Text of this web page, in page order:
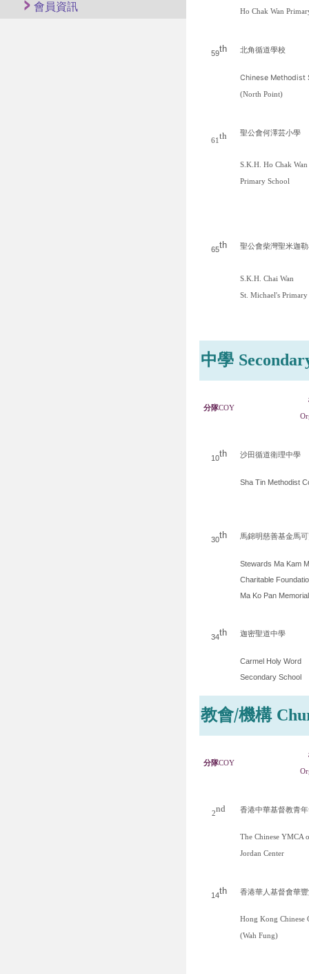
會員資訊 Ho Chak Wan
59th 北角循道學校
Chinese Methodist
(North Point)
61th 聖公會何澤芸小學
S.K.H. Ho Chak Wan
Primary School
65th 聖公會柴灣聖米迦
S.K.H. Chai Wan
St. Michael's Primary
中學
分隊COY
10th 沙田循道衛理中學
Sha Tin Methodist
30th 馬錦明慈善基金馬
Stewards Ma Kam
Charitable
Ma Ko Pan
34th 迦密聖道中學
Carmel Holy Word
Secondary School
教會/機構
分隊COY
2nd 香港中華基督教青
The Chinese YMCA
Jordan Center
14th 香港華人基督會華
Hong Kong Chinese
(Wah Fung)